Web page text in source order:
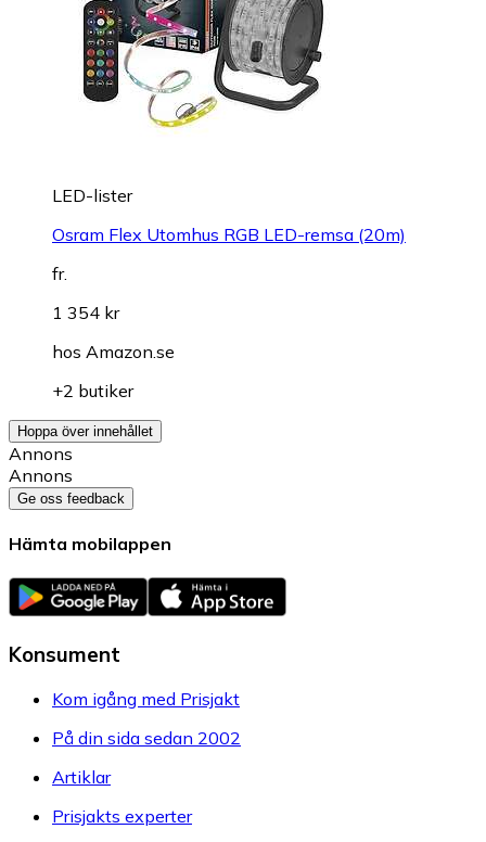
LED-lister
Osram Flex Utomhus RGB LED-remsa (20m)
fr.
1 354 kr
hos Amazon.se
+2 butiker
Hoppa över innehållet
Annons
Annons
Ge oss feedback
Hämta mobilappen
Konsument
Kom igång med Prisjakt
På din sida sedan 2002
Artiklar
Prisjakts experter